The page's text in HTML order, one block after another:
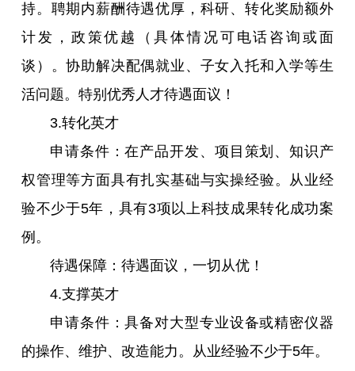
持。聘期内薪酬待遇优厚，科研、转化奖励额外
计发，政策优越（具体情况可电话咨询或面
谈）。协助解决配偶就业、子女入托和入学等生
活问题。特别优秀人才待遇面议！
3.转化英才
申请条件：在产品开发、项目策划、知识产
权管理等方面具有扎实基础与实操经验。从业经
验不少于5年，具有3项以上科技成果转化成功案
例。
待遇保障：待遇面议，一切从优！
4.支撑英才
申请条件：具备对大型专业设备或精密仪器
的操作、维护、改造能力。从业经验不少于5年。